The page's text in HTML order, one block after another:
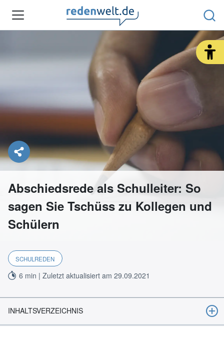
REDEARTEN & ANLÄSSE
REDENWELT REDAKTION
SHOP
Abschiedsrede als Schulleiter: So
sagen Sie Tschüss zu Kollegen und
Schülern
SCHULREDEN
6 min | Zuletzt aktualisiert am 29.09.2021
INHALTSVERZEICHNIS